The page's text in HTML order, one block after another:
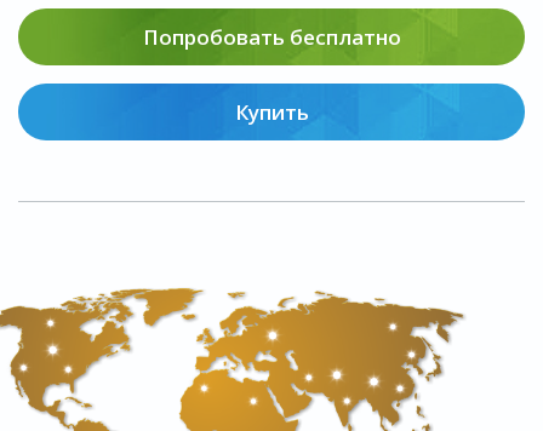
Попробовать бесплатно
Купить